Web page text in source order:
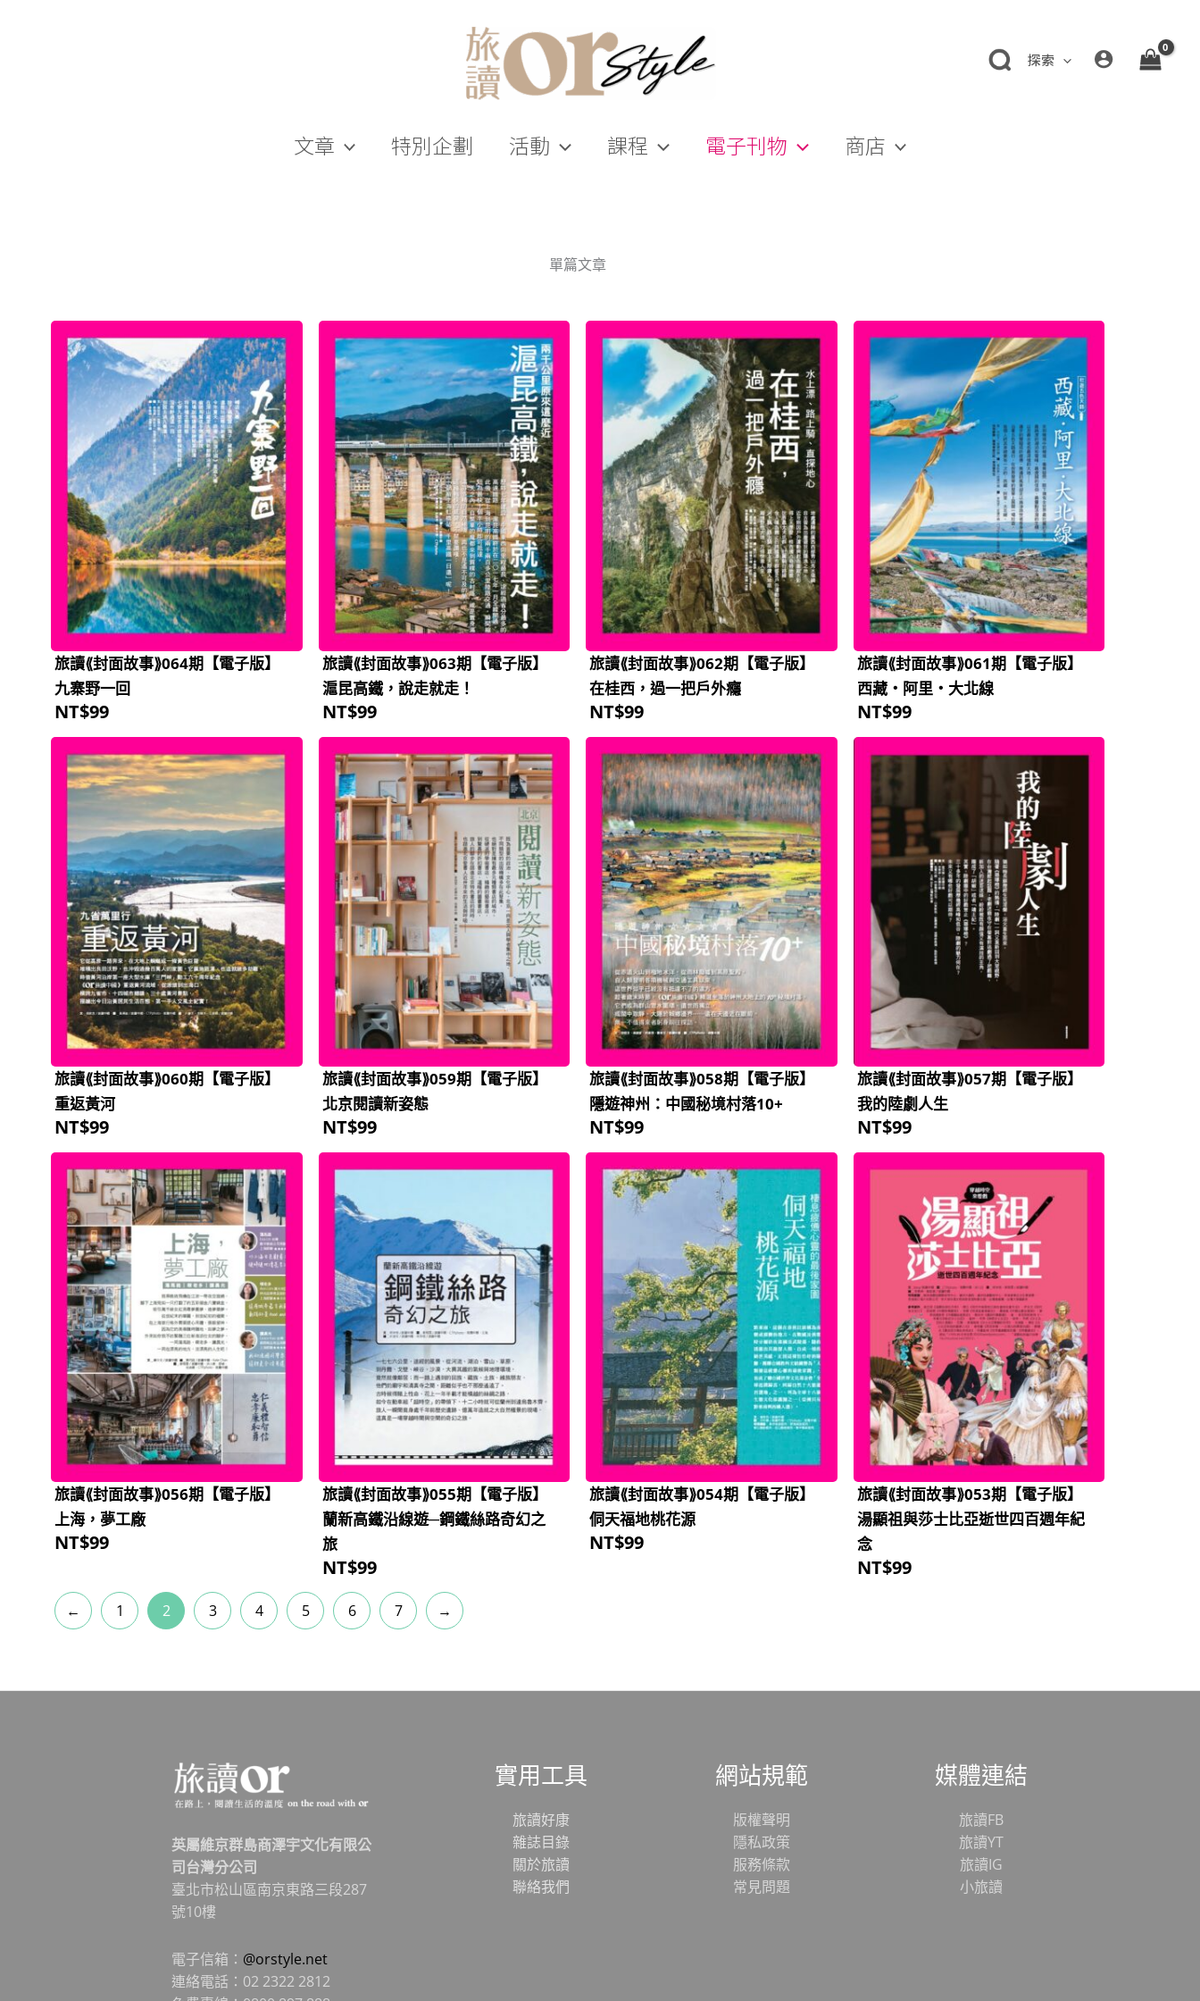
探索
文章 特別企劃 活動 課程 電子刊物 商店
單篇文章
旅讀⟪封面故事⟫064期【電子版】
九寨野一回
NT$99
旅讀⟪封面故事⟫063期【電子版】
滬昆高鐵，說走就走！
NT$99
旅讀⟪封面故事⟫062期【電子版】
在桂西，過一把戶外癮
NT$99
旅讀⟪封面故事⟫061期【電子版】
西藏‧阿里‧大北線
NT$99
旅讀⟪封面故事⟫060期【電子版】
重返黃河
NT$99
旅讀⟪封面故事⟫059期【電子版】
北京閱讀新姿態
NT$99
旅讀⟪封面故事⟫058期【電子版】
隱遊神州：中國秘境村落10+
NT$99
旅讀⟪封面故事⟫057期【電子版】
我的陸劇人生
NT$99
旅讀⟪封面故事⟫056期【電子版】
上海，夢工廠
NT$99
旅讀⟪封面故事⟫055期【電子版】
蘭新高鐵沿線遊─鋼鐵絲路奇幻之
旅
NT$99
旅讀⟪封面故事⟫054期【電子版】
侗天福地桃花源
NT$99
旅讀⟪封面故事⟫053期【電子版】
湯顯祖與莎士比亞逝世四百週年紀
念
NT$99
← 1 2 3 4 5 6 7 →
英屬維京群島商澤宇文化有限公
司台灣分公司
臺北市松山區南京東路三段287
號10樓
電子信箱： @orstyle.net
連絡電話：02 2322 2812
實用工具
旅讀好康
雜誌目錄
關於旅讀
聯絡我們
網站規範
版權聲明
隱私政策
服務條款
常見問題
媒體連結
旅讀FB
旅讀YT
旅讀IG
小旅讀